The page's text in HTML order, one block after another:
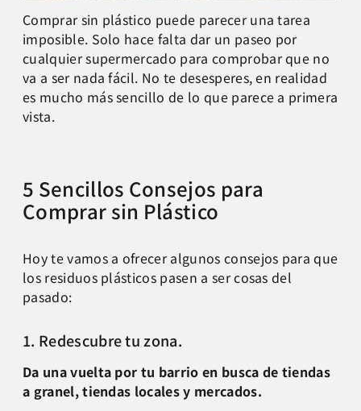
Comprar sin plástico puede parecer una tarea
imposible. Solo hace falta dar un paseo por
cualquier supermercado para comprobar que no
va a ser nada fácil. No te desesperes, en realidad
es mucho más sencillo de lo que parece a primera
vista.
5 Sencillos Consejos para
Comprar sin Plástico
Hoy te vamos a ofrecer algunos consejos para que
los residuos plásticos pasen a ser cosas del
pasado:
1. Redescubre tu zona.
Da una vuelta por tu barrio en busca de tiendas
a granel, tiendas locales y mercados.